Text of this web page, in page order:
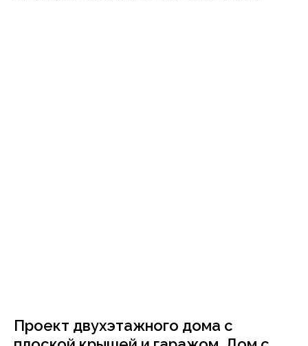
Проект двухэтажного дома с